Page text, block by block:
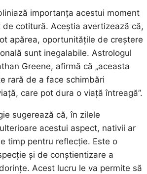
importanța acestui moment
de cotitură. Aceștia avertizează că,
apărea, oportunitățile de creștere
sunt inegalabile. Astrologul
Greene, afirmă că „aceasta
rară de a face schimbări
care pot dura o viață întreagă”.
sugerează că, în zilele
acestui aspect, nativii ar
timp pentru reflecție. Este o
și de conștientizare a
Acest lucru le va permite să